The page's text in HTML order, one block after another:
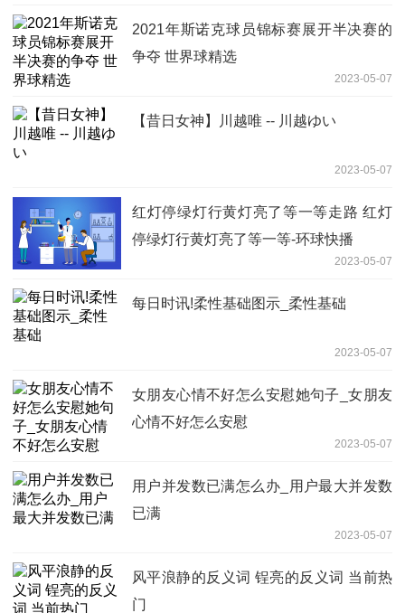
2021年斯诺克球员锦标赛展开半决赛的
争夺 世界球精选
2023-05-07
【昔日女神】川越唯 -- 川越ゆい
2023-05-07
红灯停绿灯行黄灯亮了等一等走路 红灯
停绿灯行黄灯亮了等一等-环球快播
2023-05-07
每日时讯!柔性基础图示_柔性基础
2023-05-07
女朋友心情不好怎么安慰她句子_女朋友
心情不好怎么安慰
2023-05-07
用户并发数已满怎么办_用户最大并发数
已满
2023-05-07
风平浪静的反义词 锃亮的反义词 当前热
门